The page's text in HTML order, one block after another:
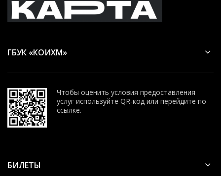
ГБУК «КОИХМ»
Чтобы оценить условия предоставления
услуг используйте QR-код или перейдите по
ссылке.
БИЛЕТЫ